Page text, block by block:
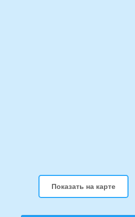
Показать на карте